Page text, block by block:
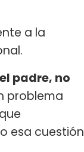
a la
padre, no
problema
esa cuestión